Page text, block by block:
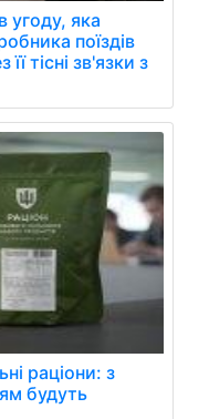
угоду, яка
поїздів
тісні зв'язки з
раціони: з
будуть